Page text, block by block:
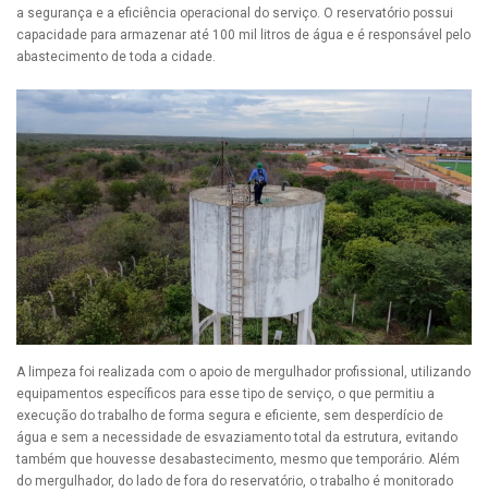
a segurança e a eficiência operacional do serviço. O reservatório possui
capacidade para armazenar até 100 mil litros de água e é responsável pelo
abastecimento de toda a cidade.
A limpeza foi realizada com o apoio de mergulhador profissional, utilizando
equipamentos específicos para esse tipo de serviço, o que permitiu a
execução do trabalho de forma segura e eficiente, sem desperdício de
água e sem a necessidade de esvaziamento total da estrutura, evitando
também que houvesse desabastecimento, mesmo que temporário. Além
do mergulhador, do lado de fora do reservatório, o trabalho é monitorado